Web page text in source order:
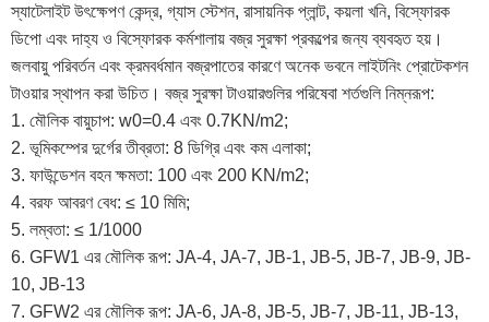
স্যাটেলাইট উৎক্ষেপণ কেন্দ্র, গ্যাস স্টেশন, রাসায়নিক প্লান্ট, কয়লা খনি, বিস্ফোরক
ডিপো এবং দাহ্য ও বিস্ফোরক কর্মশালায় বজ্র সুরক্ষা প্রকল্পের জন্য ব্যবহৃত হয়।
জলবায়ু পরিবর্তন এবং ক্রমবর্ধমান বজ্রপাতের কারণে অনেক ভবনে লাইটনিং প্রোটেকশন
টাওয়ার স্থাপন করা উচিত। বজ্র সুরক্ষা টাওয়ারগুলির পরিষেবা শর্তগুলি নিম্নরূপ:
1. মৌলিক বায়ুচাপ: w0=0.4 এবং 0.7KN/m2;
2. ভূমিকম্পের দুর্গের তীব্রতা: 8 ডিগ্রি এবং কম এলাকা;
3. ফাউন্ডেশন বহন ক্ষমতা: 100 এবং 200 KN/m2;
4. বরফ আবরণ বেধ: ≤ 10 মিমি;
5. লম্বতা: ≤ 1/1000
6. GFW1 এর মৌলিক রূপ: JA-4, JA-7, JB-1, JB-5, JB-7, JB-9, JB-
10, JB-13
7. GFW2 এর মৌলিক রূপ: JA-6, JA-8, JB-5, JB-7, JB-11, JB-13,